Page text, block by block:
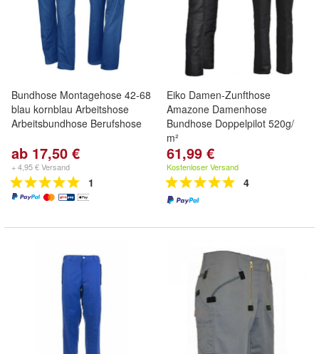
Bundhose Montagehose 42-68
blau kornblau Arbeitshose
Arbeitsbundhose Berufshose
ab 17,50 €
+ 4,95 € Versand
1
Eiko Damen-Zunfthose
Amazone Damenhose
Bundhose Doppelpilot 520g/
m²
61,99 €
Kostenloser Versand
4